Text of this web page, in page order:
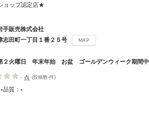
ョップ認定店★
手販売株式会社
志田町一丁目１番２５号 MAP
２火曜日 年末年始 お盆 ゴールデンウィーク期間中
- 点 (投稿数-件)
-品質： -